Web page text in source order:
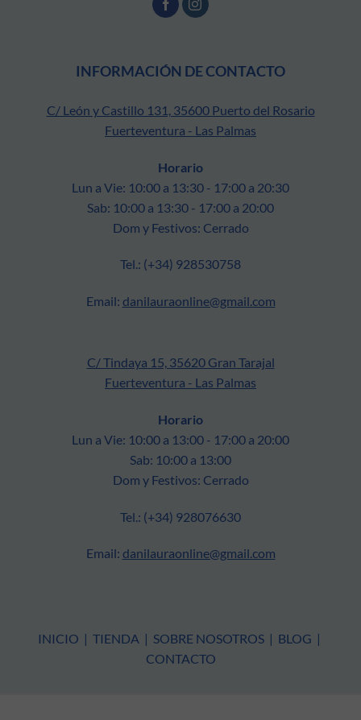
INFORMACIÓN DE CONTACTO
C/ León y Castillo 131, 35600 Puerto del Rosario
Fuerteventura - Las Palmas
Horario
Lun a Vie: 10:00 a 13:30 - 17:00 a 20:30
Sab: 10:00 a 13:30 - 17:00 a 20:00
Dom y Festivos: Cerrado
Tel.: (+34) 928530758
Email: danilauraonline@gmail.com
C/ Tindaya 15, 35620 Gran Tarajal
Fuerteventura - Las Palmas
Horario
Lun a Vie: 10:00 a 13:00 - 17:00 a 20:00
Sab: 10:00 a 13:00
Dom y Festivos: Cerrado
Tel.: (+34) 928076630
Email: danilauraonline@gmail.com
INICIO | TIENDA | SOBRE NOSOTROS | BLOG |
CONTACTO